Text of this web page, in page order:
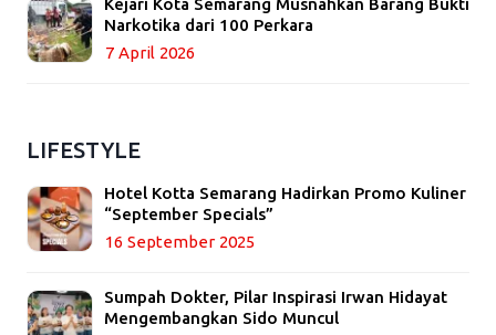
Kejari Kota Semarang Musnahkan Barang Bukti
Narkotika dari 100 Perkara
7 April 2026
LIFESTYLE
Hotel Kotta Semarang Hadirkan Promo Kuliner
“September Specials”
16 September 2025
Sumpah Dokter, Pilar Inspirasi Irwan Hidayat
Mengembangkan Sido Muncul